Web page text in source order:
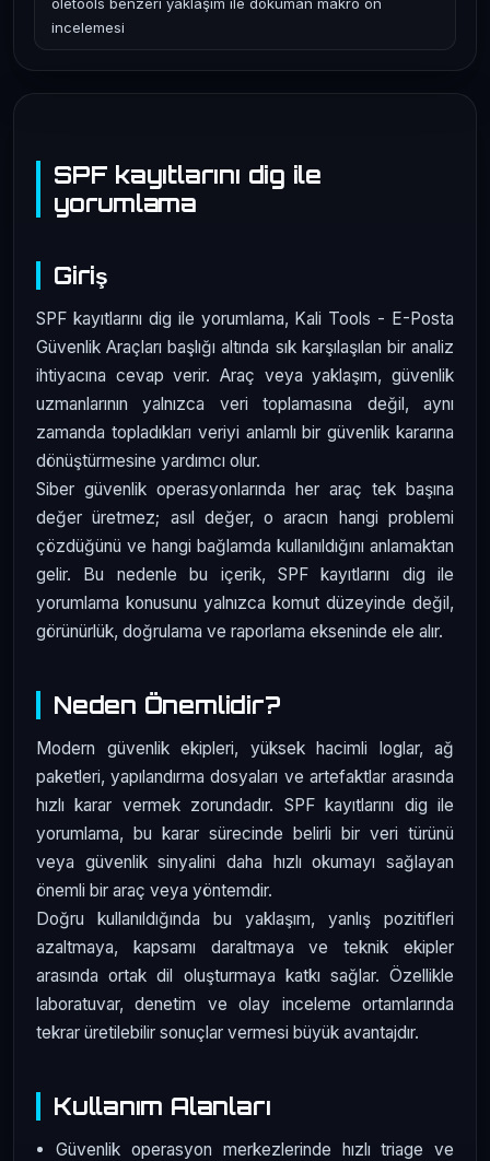
SPF kayıtlarını dig ile
yorumlama
Giriş
SPF kayıtlarını dig ile yorumlama, Kali Tools - E-Posta
Güvenlik Araçları başlığı altında sık karşılaşılan bir analiz
ihtiyacına cevap verir. Araç veya yaklaşım, güvenlik
uzmanlarının yalnızca veri toplamasına değil, aynı
zamanda topladıkları veriyi anlamlı bir güvenlik kararına
dönüştürmesine yardımcı olur.
Siber güvenlik operasyonlarında her araç tek başına
değer üretmez; asıl değer, o aracın hangi problemi
çözdüğünü ve hangi bağlamda kullanıldığını anlamaktan
gelir. Bu nedenle bu içerik, SPF kayıtlarını dig ile
yorumlama konusunu yalnızca komut düzeyinde değil,
görünürlük, doğrulama ve raporlama ekseninde ele alır.
Neden Önemlidir?
Modern güvenlik ekipleri, yüksek hacimli loglar, ağ
paketleri, yapılandırma dosyaları ve artefaktlar arasında
hızlı karar vermek zorundadır. SPF kayıtlarını dig ile
yorumlama, bu karar sürecinde belirli bir veri türünü
veya güvenlik sinyalini daha hızlı okumayı sağlayan
önemli bir araç veya yöntemdir.
Doğru kullanıldığında bu yaklaşım, yanlış pozitifleri
azaltmaya, kapsamı daraltmaya ve teknik ekipler
arasında ortak dil oluşturmaya katkı sağlar. Özellikle
laboratuvar, denetim ve olay inceleme ortamlarında
tekrar üretilebilir sonuçlar vermesi büyük avantajdır.
Kullanım Alanları
Güvenlik operasyon merkezlerinde hızlı triage ve
incelemesi